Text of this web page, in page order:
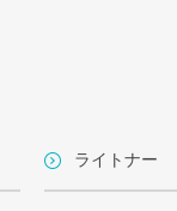
ライトナー